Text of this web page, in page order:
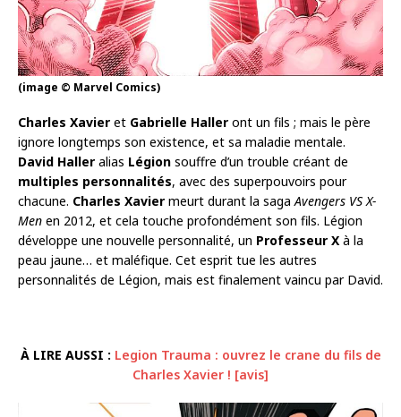
(image © Marvel Comics)
Charles Xavier et Gabrielle Haller ont un fils ; mais le père
ignore longtemps son existence, et sa maladie mentale.
David Haller alias Légion souffre d’un trouble créant de
multiples personnalités, avec des superpouvoirs pour
chacune. Charles Xavier meurt durant la saga Avengers VS X-
Men en 2012, et cela touche profondément son fils. Légion
développe une nouvelle personnalité, un Professeur X à la
peau jaune… et maléfique. Cet esprit tue les autres
personnalités de Légion, mais est finalement vaincu par David.
À LIRE AUSSI : Legion Trauma : ouvrez le crane du fils de
Charles Xavier ! [avis]